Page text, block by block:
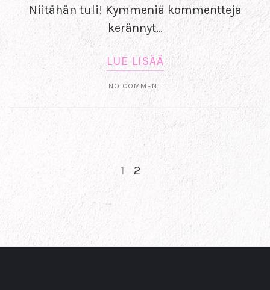
Niitähän tuli! Kymmeniä kommentteja
kerännyt…
LUE LISÄÄ
NO COMMENT
1 2